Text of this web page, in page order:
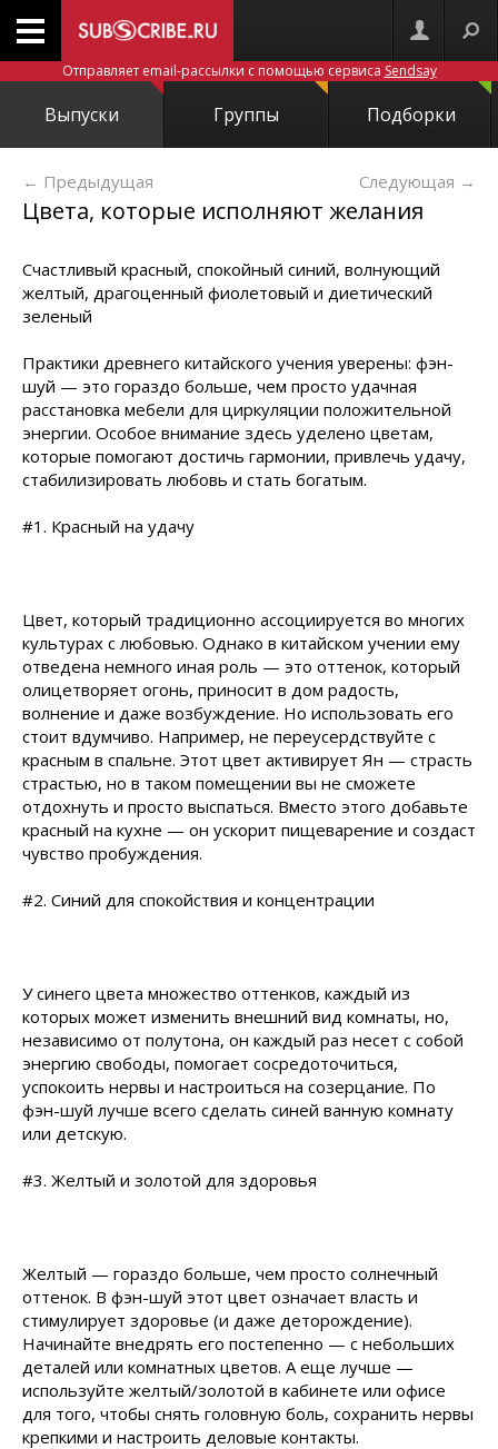
Отправляет email-рассылки с помощью сервиса Sendsay
Выпуски Группы Подборки
← Предыдущая Следующая →
Цвета, которые исполняют желания
Счастливый красный, спокойный синий, волнующий
желтый, драгоценный фиолетовый и диетический
зеленый
Практики древнего китайского учения уверены: фэн-
шуй — это гораздо больше, чем просто удачная
расстановка мебели для циркуляции положительной
энергии. Особое внимание здесь уделено цветам,
которые помогают достичь гармонии, привлечь удачу,
стабилизировать любовь и стать богатым.
#1. Красный на удачу
Цвет, который традиционно ассоциируется во многих
культурах с любовью. Однако в китайском учении ему
отведена немного иная роль — это оттенок, который
олицетворяет огонь, приносит в дом радость,
волнение и даже возбуждение. Но использовать его
стоит вдумчиво. Например, не переусердствуйте с
красным в спальне. Этот цвет активирует Ян — страсть
страстью, но в таком помещении вы не сможете
отдохнуть и просто выспаться. Вместо этого добавьте
красный на кухне — он ускорит пищеварение и создаст
чувство пробуждения.
#2. Синий для спокойствия и концентрации
У синего цвета множество оттенков, каждый из
которых может изменить внешний вид комнаты, но,
независимо от полутона, он каждый раз несет с собой
энергию свободы, помогает сосредоточиться,
успокоить нервы и настроиться на созерцание. По
фэн-шуй лучше всего сделать синей ванную комнату
или детскую.
#3. Желтый и золотой для здоровья
Желтый — гораздо больше, чем просто солнечный
оттенок. В фэн-шуй этот цвет означает власть и
стимулирует здоровье (и даже деторождение).
Начинайте внедрять его постепенно — с небольших
деталей или комнатных цветов. А еще лучше —
используйте желтый/золотой в кабинете или офисе
для того, чтобы снять головную боль, сохранить нервы
крепкими и настроить деловые контакты.